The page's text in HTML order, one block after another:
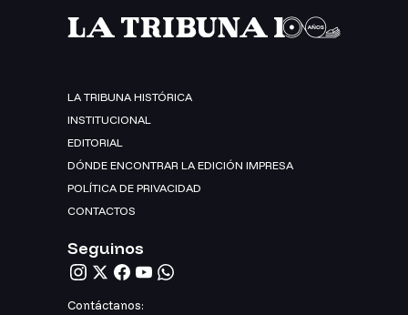
LA TRIBUNA HISTÓRICA
INSTITUCIONAL
EDITORIAL
DÓNDE ENCONTRAR LA EDICIÓN IMPRESA
POLÍTICA DE PRIVACIDAD
CONTACTOS
Seguinos
Contáctanos: